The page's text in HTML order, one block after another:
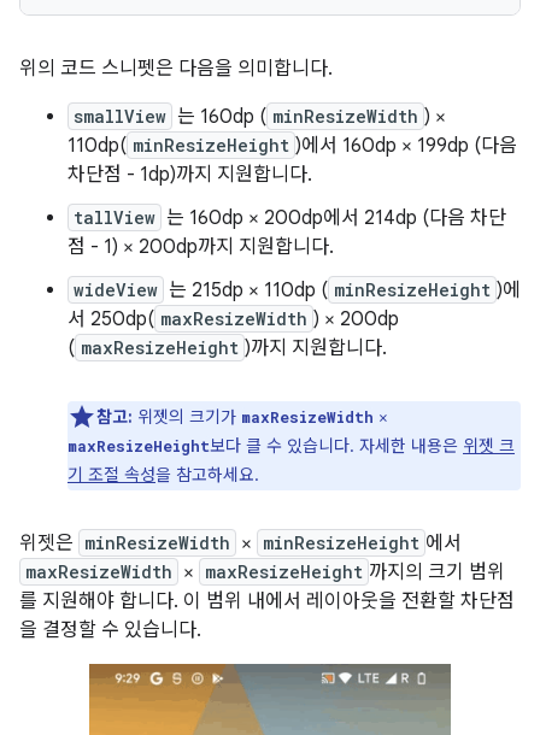
위의 코드 스니펫은 다음을 의미합니다.
smallView 는 160dp ( minResizeWidth ) ×
110dp( minResizeHeight )에서 160dp × 199dp (다음
차단점 - 1dp)까지 지원합니다.
tallView 는 160dp × 200dp에서 214dp (다음 차단
점 - 1) × 200dp까지 지원합니다.
wideView 는 215dp × 110dp ( minResizeHeight )에
서 250dp( maxResizeWidth ) × 200dp
( maxResizeHeight )까지 지원합니다.
참고: 위젯의 크기가 maxResizeWidth ×
maxResizeHeight보다 클 수 있습니다. 자세한 내용은 위젯 크
기 조절 속성을 참고하세요.
위젯은 minResizeWidth × minResizeHeight 에서
maxResizeWidth × maxResizeHeight 까지의 크기 범위
를 지원해야 합니다. 이 범위 내에서 레이아웃을 전환할 차단점
을 결정할 수 있습니다.